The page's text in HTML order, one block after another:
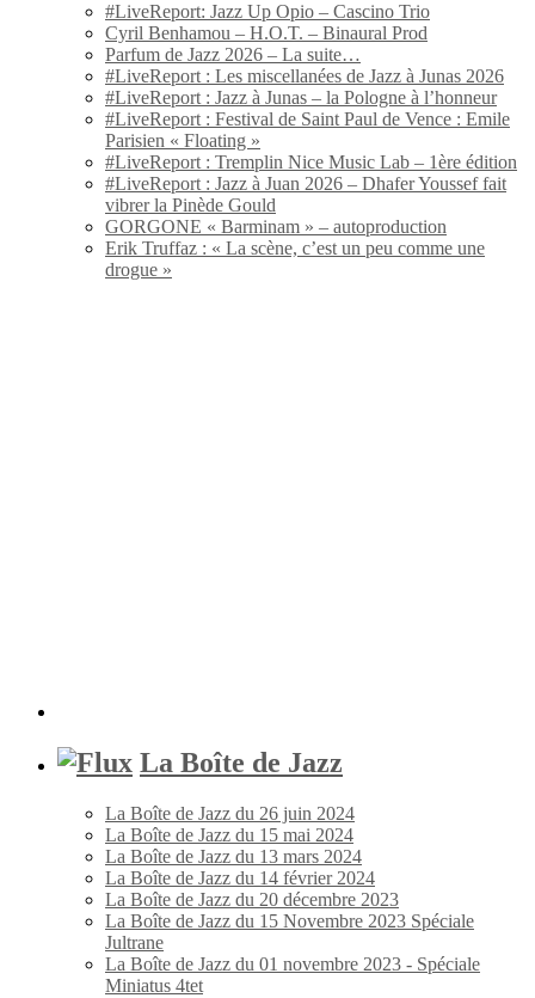
#LiveReport: Jazz Up Opio – Cascino Trio
Cyril Benhamou – H.O.T. – Binaural Prod
Parfum de Jazz 2026 – La suite…
#LiveReport : Les miscellanées de Jazz à Junas 2026
#LiveReport : Jazz à Junas – la Pologne à l’honneur
#LiveReport : Festival de Saint Paul de Vence : Emile
Parisien « Floating »
#LiveReport : Tremplin Nice Music Lab – 1ère édition
#LiveReport : Jazz à Juan 2026 – Dhafer Youssef fait
vibrer la Pinède Gould
GORGONE « Barminam » – autoproduction
Erik Truffaz : « La scène, c’est un peu comme une
drogue »
La Boîte de Jazz
La Boîte de Jazz du 26 juin 2024
La Boîte de Jazz du 15 mai 2024
La Boîte de Jazz du 13 mars 2024
La Boîte de Jazz du 14 février 2024
La Boîte de Jazz du 20 décembre 2023
La Boîte de Jazz du 15 Novembre 2023 Spéciale
Jultrane
La Boîte de Jazz du 01 novembre 2023 - Spéciale
Miniatus 4tet